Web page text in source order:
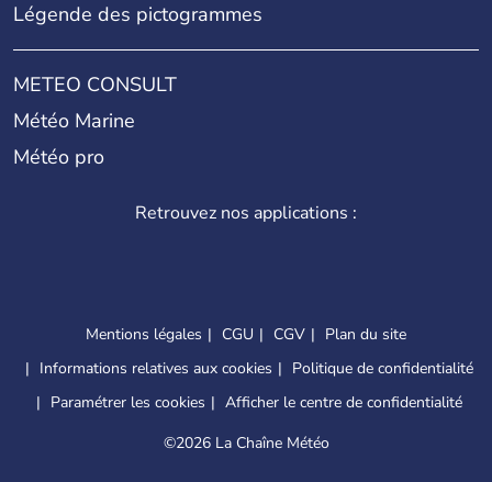
Légende des pictogrammes
METEO CONSULT
Météo Marine
Météo pro
Retrouvez nos applications :
Mentions légales CGU CGV
Plan du site
Informations relatives aux cookies
Politique de confidentialité
Paramétrer les cookies
Afficher le centre de confidentialité
©2026 La Chaîne Météo